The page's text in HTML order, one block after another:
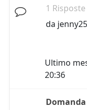
1
da
Ultimo
20:36